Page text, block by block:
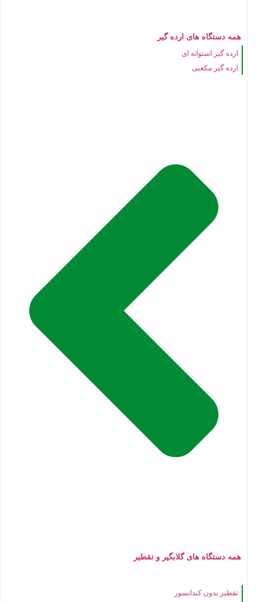
همه دستگاه های ارده گیر
ارده گیر استوانه ای
ارده گیر مکعبی
همه دستگاه های گلابگیر و تقطیر
تقطیر بدون کندانسور